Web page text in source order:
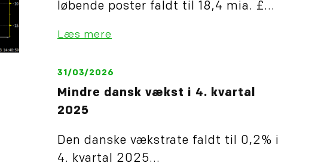
løbende poster faldt til 18,4 mia. £...
Læs mere
31/03/2026
Mindre dansk vækst i 4. kvartal
2025
Den danske vækstrate faldt til 0,2% i
4. kvartal 2025...